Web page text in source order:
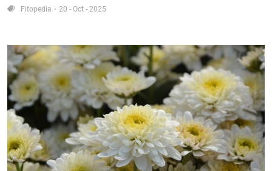
Fitopedia 20 - Oct - 2025